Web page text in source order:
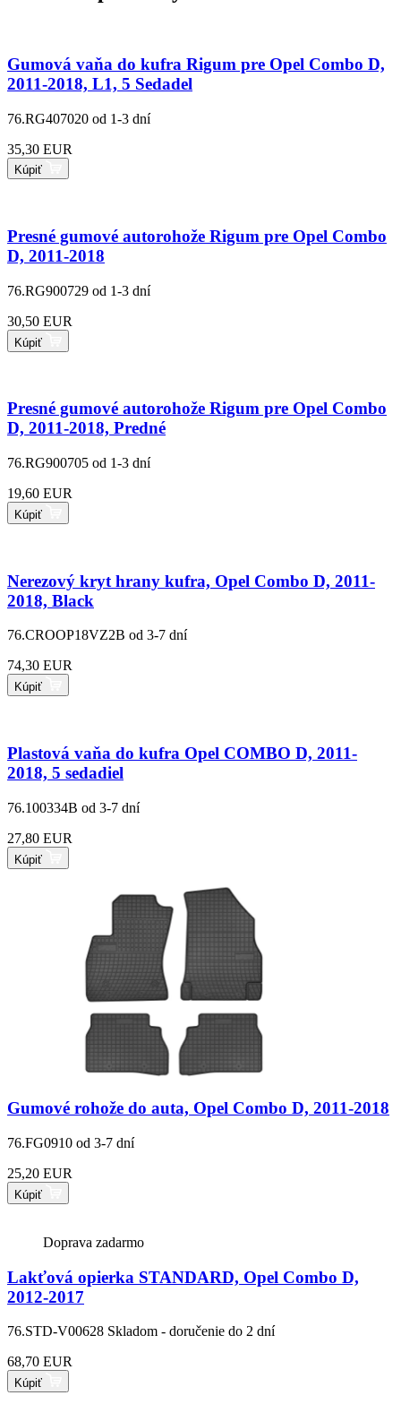
Gumová vaňa do kufra Rigum pre Opel Combo D,
2011-2018, L1, 5 Sedadel
76.RG407020 od 1-3 dní
35,30 EUR
Kúpiť
Presné gumové autorohože Rigum pre Opel Combo
D, 2011-2018
76.RG900729 od 1-3 dní
30,50 EUR
Kúpiť
Presné gumové autorohože Rigum pre Opel Combo
D, 2011-2018, Predné
76.RG900705 od 1-3 dní
19,60 EUR
Kúpiť
Nerezový kryt hrany kufra, Opel Combo D, 2011-
2018, Black
76.CROOP18VZ2B od 3-7 dní
74,30 EUR
Kúpiť
Plastová vaňa do kufra Opel COMBO D, 2011-
2018, 5 sedadiel
76.100334B od 3-7 dní
27,80 EUR
Kúpiť
Gumové rohože do auta, Opel Combo D, 2011-2018
76.FG0910 od 3-7 dní
25,20 EUR
Kúpiť
Doprava zadarmo
Lakťová opierka STANDARD, Opel Combo D,
2012-2017
76.STD-V00628 Skladom - doručenie do 2 dní
68,70 EUR
Kúpiť